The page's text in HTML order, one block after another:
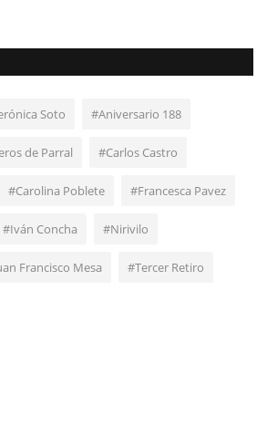
Soto #Aniversario 188
de Parral #Carlos Castro
#Carolina Poblete #Francesca Pavez
#Iván Concha #Nirivilo
Francisco Mesa #Tercer Retiro